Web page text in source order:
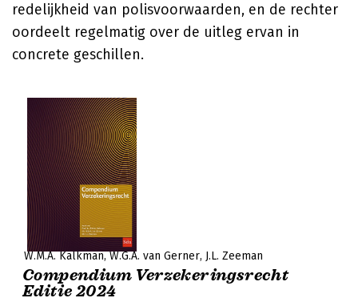
redelijkheid van polisvoorwaarden, en de rechter
oordeelt regelmatig over de uitleg ervan in
concrete geschillen.
W.M.A. Kalkman W.G.A. van Gerner J.L. Zeeman
Compendium Verzekeringsrecht
Editie 2024